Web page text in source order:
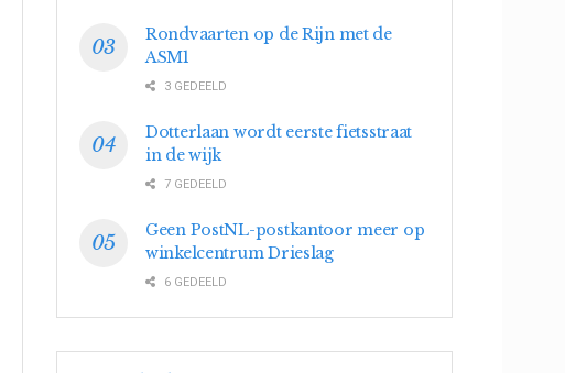
Rondvaarten op de Rijn met de
ASM1
3 GEDEELD
Dotterlaan wordt eerste fietsstraat
in de wijk
7 GEDEELD
Geen PostNL-postkantoor meer op
winkelcentrum Drieslag
6 GEDEELD